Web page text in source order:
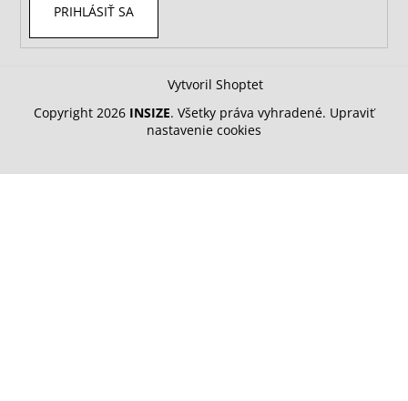
PRIHLÁSIŤ SA
Vytvoril Shoptet
Copyright 2026 INSIZE. Všetky práva vyhradené. Upraviť
nastavenie cookies